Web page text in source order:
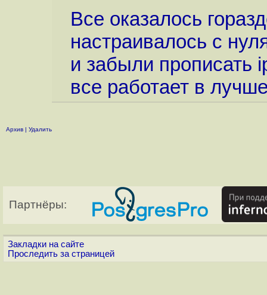
Все оказалось
настраивалось с
и забыли прописать
все работает в
Архив | Удалить
Партнёры:
Закладки на сайте
Проследить за страницей